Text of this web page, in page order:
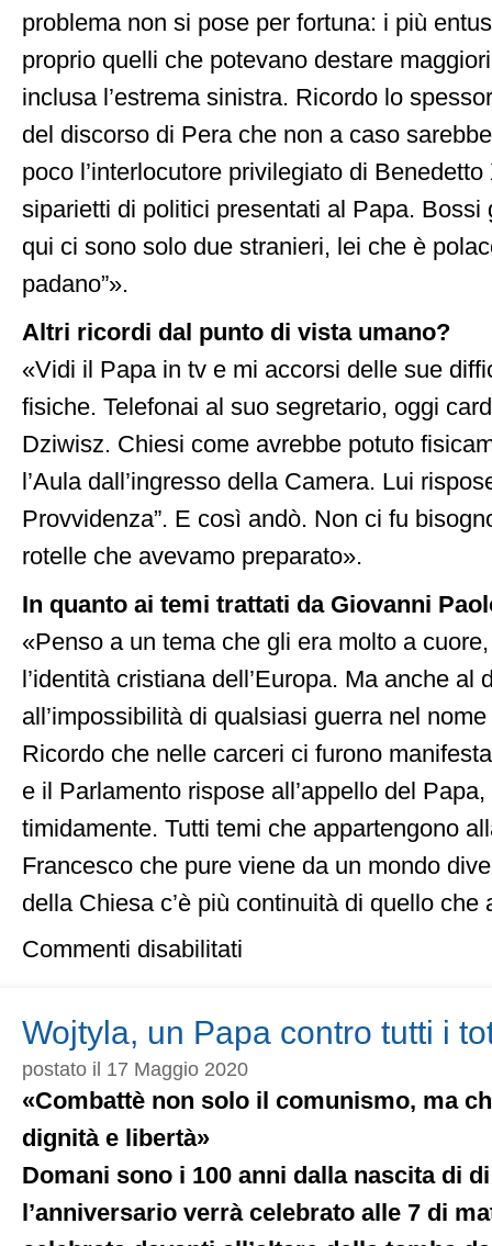
problema non si pose per fortuna: i più
proprio quelli che potevano destare
inclusa l’estrema sinistra. Ricordo lo
del discorso di Pera che non a caso
poco l’interlocutore privilegiato di
siparietti di politici presentati al Papa. Bossi
qui ci sono solo due stranieri, lei che è
padano”».
Altri ricordi dal punto di vista umano?
«Vidi il Papa in tv e mi accorsi delle sue
fisiche. Telefonai al suo segretario, oggi
Dziwisz. Chiesi come avrebbe potuto
l’Aula dall’ingresso della Camera. Lui
Provvidenza”. E così andò. Non ci fu
rotelle che avevamo preparato».
In quanto ai temi trattati da Giovanni
«Penso a un tema che gli era molto a
l’identità cristiana dell’Europa. Ma anche al
all’impossibilità di qualsiasi guerra nel
Ricordo che nelle carceri ci furono
e il Parlamento rispose all’appello del
timidamente. Tutti temi che appartengono
Francesco che pure viene da un mondo
della Chiesa c’è più continuità di quello che
Commenti disabilitati
rivedere
un
Papa
in
Wojtyla, un Papa contro tutti i
postato il 17 Maggio 2020
«Combattè non solo il comunismo, ma
dignità e libertà»
Domani sono i 100 anni dalla nascita di
l’anniversario verrà celebrato alle 7 di